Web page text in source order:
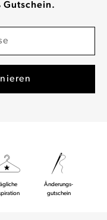
Gutschein.
Änderungs-
gutschein